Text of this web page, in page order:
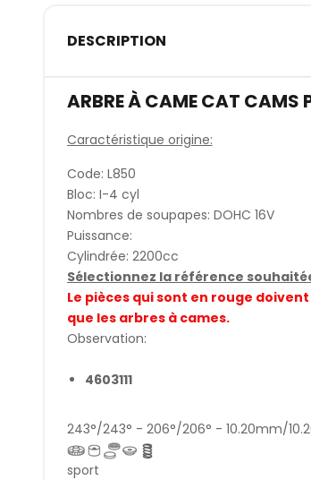
DESCRIPTION
ARBRE À CAME CAT CAMS
Caractéristique origine:
Code: L850
Bloc: I-4 cyl
Nombres de soupapes: DOHC 16V
Puissance:
Cylindrée: 2200cc
Sélectionnez la référence
Le pièces qui sont en rouge
que les arbres à cames.
Observation:
4603111
243°/243° - 206°/206° - 10.20mm/
sport